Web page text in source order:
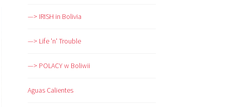
—> IRISH in Bolivia
—> Life 'n' Trouble
—> POLACY w Boliwii
Aguas Calientes